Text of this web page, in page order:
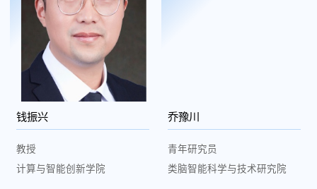
钱振兴
教授
计算与智能创新学院
乔豫川
青年研究员
类脑智能科学与技术研究院